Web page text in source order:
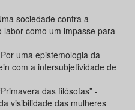
sociedade contra a
como um impasse para
uma epistemologia da
com a intersubjetividade de
das filósofas” -
visibilidade das mulheres